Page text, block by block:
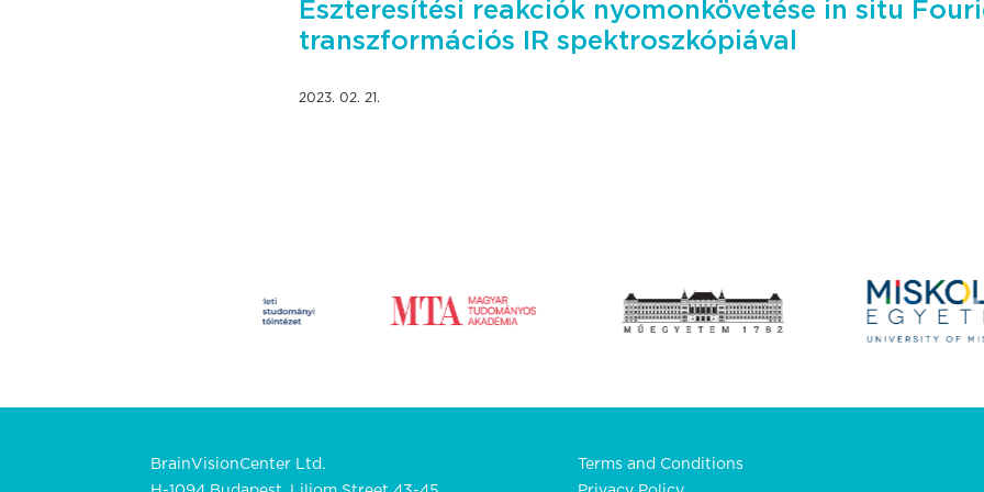
Észteresítési reakciók nyomonkövetése in situ
transzformációs IR spektroszkópiával
2023. 02. 21.
BrainVisionCenter Ltd.
Terms and Conditions